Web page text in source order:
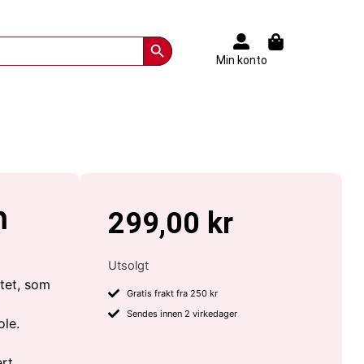
Search Button
Min konto
som
299,00 kr
Utsolgt
Gratis frakt fra 250 kr
Sendes innen 2 virkedager